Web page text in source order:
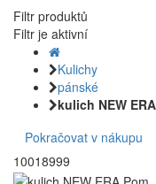
Filtr produktů
Filtr je aktivní
Kulichy
pánské
kulich NEW
Pokračovat v nákupu
10018999